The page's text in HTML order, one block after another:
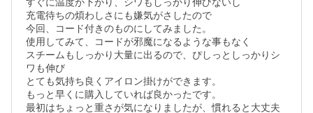
充電待ちの煩わしさにも嫌気がさしたので
今回、コード付きのものにしてみました。
使用してみて、コードが邪魔になるような事もなく
スチームもしっかり大量に出るので、ぴしっとしっかりシ
ワも伸び
とても気持ち良くアイロン掛けができます。
もっと早くに購入していれば良かったです。
最初はちょっと重さが気になりましたが、慣れると大丈夫